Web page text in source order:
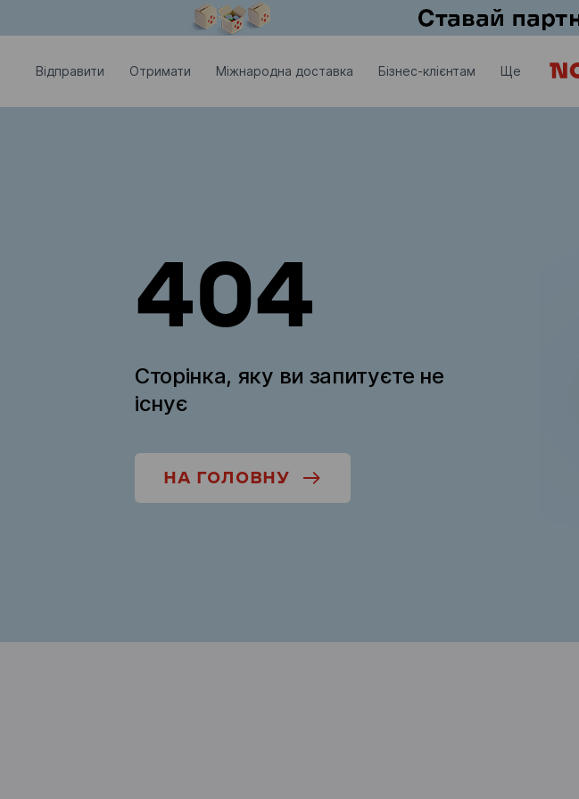
Відправити Отримати Міжнародна доставка Бізнес-клієнтам Ще
404
Сторінка, яку ви запитуєте не
існує
НА ГОЛОВНУ